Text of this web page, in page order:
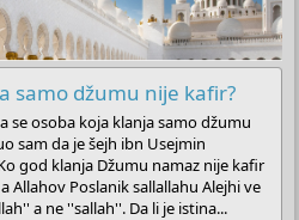
samo džumu nije kafir?
se osoba koja klanja samo džumu
sam da je šejh ibn Usejmin
god klanja Džumu namaz nije kafir
Allahov Poslanik sallallahu Alejhi ve
a ne ''sallah''. Da li je istina...